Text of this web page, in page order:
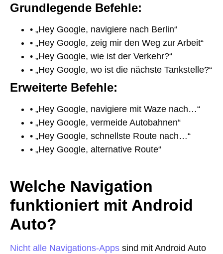
Grundlegende Befehle:
• „Hey Google, navigiere nach Berlin“
• „Hey Google, zeig mir den Weg zur Arbeit“
• „Hey Google, wie ist der Verkehr?“
• „Hey Google, wo ist die nächste Tankstelle?“
Erweiterte Befehle:
• „Hey Google, navigiere mit Waze nach…“
• „Hey Google, vermeide Autobahnen“
• „Hey Google, schnellste Route nach…“
• „Hey Google, alternative Route“
Welche Navigation
funktioniert mit Android
Auto?
Nicht alle Navigations-Apps sind mit Android Auto